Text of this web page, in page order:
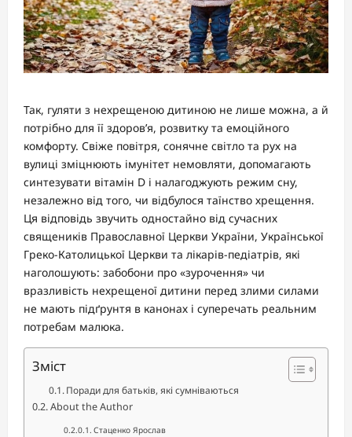
Так, гуляти з нехрещеною дитиною не лише можна, а й
потрібно для її здоров’я, розвитку та емоційного
комфорту. Свіже повітря, сонячне світло та рух на
вулиці зміцнюють імунітет немовляти, допомагають
синтезувати вітамін D і налагоджують режим сну,
незалежно від того, чи відбулося таїнство хрещення.
Ця відповідь звучить одностайно від сучасних
священиків Православної Церкви України, Української
Греко-Католицької Церкви та лікарів-педіатрів, які
наголошують: забобони про «зурочення» чи
вразливість нехрещеної дитини перед злими силами
не мають підґрунтя в канонах і суперечать реальним
потребам малюка.
Зміст
Поради для батьків, які сумніваються
About the Author
Стаценко Ярослав